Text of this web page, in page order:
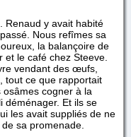
Renaud y avait habité
Nous refîmes sa
la balançoire de
le café chez Steeve.
vendant des œufs,
tout ce que rapportait
cogner à la
déménager. Et ils se
les avait suppliés de ne
sa promenade.